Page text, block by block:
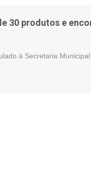
30 produtos e
à Secretaria Municipal